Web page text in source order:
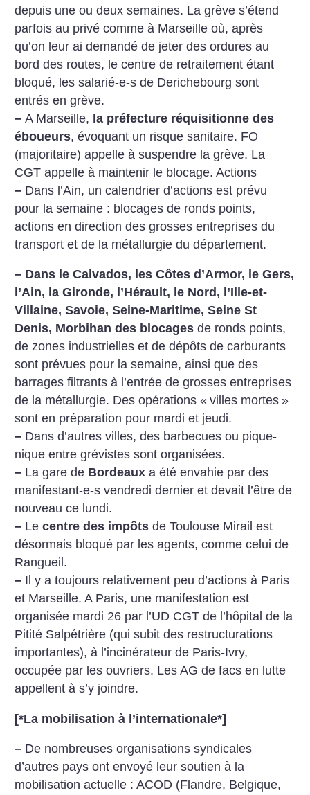
depuis une ou deux semaines. La grève s’étend
parfois au privé comme à Marseille où, après
qu’on leur ai demandé de jeter des ordures au
bord des routes, le centre de retraitement étant
bloqué, les salarié-e-s de Derichebourg sont
entrés en grève.
– A Marseille, la préfecture réquisitionne des
éboueurs, évoquant un risque sanitaire. FO
(majoritaire) appelle à suspendre la grève. La
CGT appelle à maintenir le blocage. Actions
– Dans l’Ain, un calendrier d’actions est prévu
pour la semaine : blocages de ronds points,
actions en direction des grosses entreprises du
transport et de la métallurgie du département.
– Dans le Calvados, les Côtes d’Armor, le Gers,
l’Ain, la Gironde, l’Hérault, le Nord, l’Ille-et-
Villaine, Savoie, Seine-Maritime, Seine St
Denis, Morbihan des blocages de ronds points,
de zones industrielles et de dépôts de carburants
sont prévues pour la semaine, ainsi que des
barrages filtrants à l’entrée de grosses entreprises
de la métallurgie. Des opérations « villes mortes »
sont en préparation pour mardi et jeudi.
– Dans d’autres villes, des barbecues ou pique-
nique entre grévistes sont organisées.
– La gare de Bordeaux a été envahie par des
manifestant-e-s vendredi dernier et devait l’être de
nouveau ce lundi.
– Lecentre des impôts de Toulouse Mirail est
désormais bloqué par les agents, comme celui de
Rangueil.
– Il y a toujours relativement peu d’actions à Paris
et Marseille. A Paris, une manifestation est
organisée mardi 26 par l’UD CGT de l’hôpital de la
Pitité Salpétrière (qui subit des restructurations
importantes), à l’incinérateur de Paris-Ivry,
occupée par les ouvriers. Les AG de facs en lutte
appellent à s’y joindre.
[*La mobilisation à l’internationale*]
– De nombreuses organisations syndicales
d’autres pays ont envoyé leur soutien à la
mobilisation actuelle : ACOD (Flandre, Belgique,